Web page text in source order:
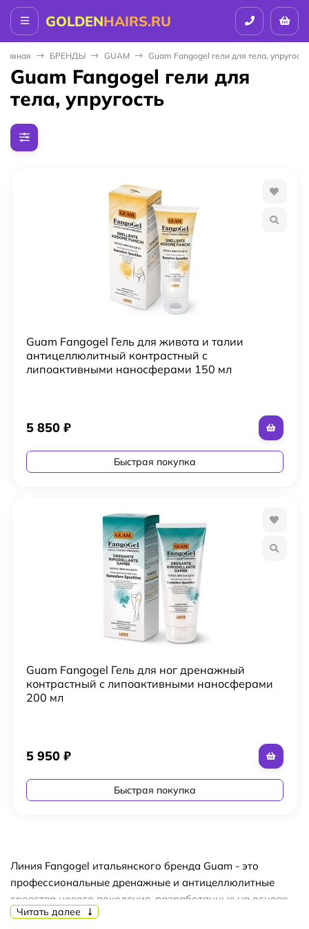
GOLDENHAIRS.RU
БPEНДЫ GUAM Guam Fangogel гели для тела, упругость
Guam Fangogel гели для
тела, упругость
Guam Fangogel Гель для живота и талии
антицеллюлитный контрастный с
липоактивными наносферами 150 мл
5 850 ₽
Быстрая покупка
Guam Fangogel Гель для ног дренажный
контрастный с липоактивными наносферами
200 мл
5 950 ₽
Быстрая покупка
Линия Fangogel итальянского бренда Guam - это
профессиональные дренажные и антицеллюлитные
средства нового поколения, разработанные на основе
натуральной термальной грязи и активных морских
Читать далее